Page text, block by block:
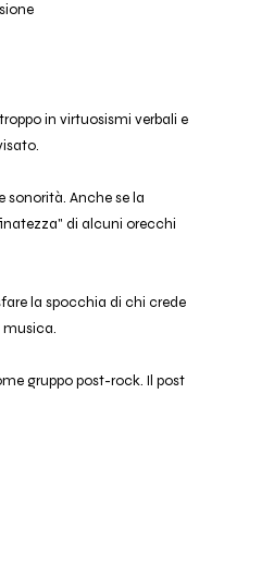
in virtuosismi verbali e
sonorità. Anche se la
di alcuni orecchi
la spocchia di chi crede
musica.
gruppo post-rock. Il post